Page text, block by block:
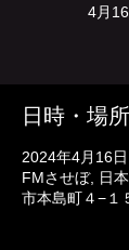
4月
日時・場所
2024年4月16
FMさせぼ, 日
市本島町４−１